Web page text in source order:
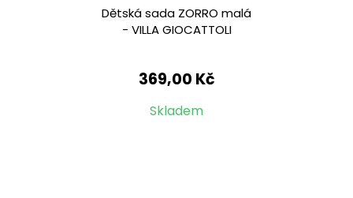
Dětská sada ZORRO malá
- VILLA GIOCATTOLI
369,00 Kč
Skladem